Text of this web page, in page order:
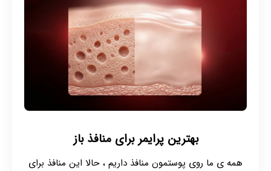
بهترین پرایمر برای منافذ باز
همه ی ما روی پوستمون منافذ داریم ، حالا این منافذ برای